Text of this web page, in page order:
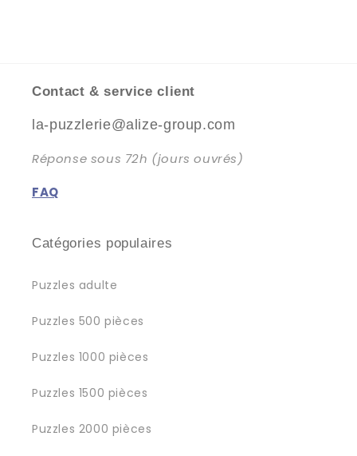
Contact & service client
la-puzzlerie@alize-group.com
Réponse sous 72h (jours ouvrés)
FAQ
Catégories populaires
Puzzles adulte
Puzzles 500 pièces
Puzzles 1000 pièces
Puzzles 1500 pièces
Puzzles 2000 pièces